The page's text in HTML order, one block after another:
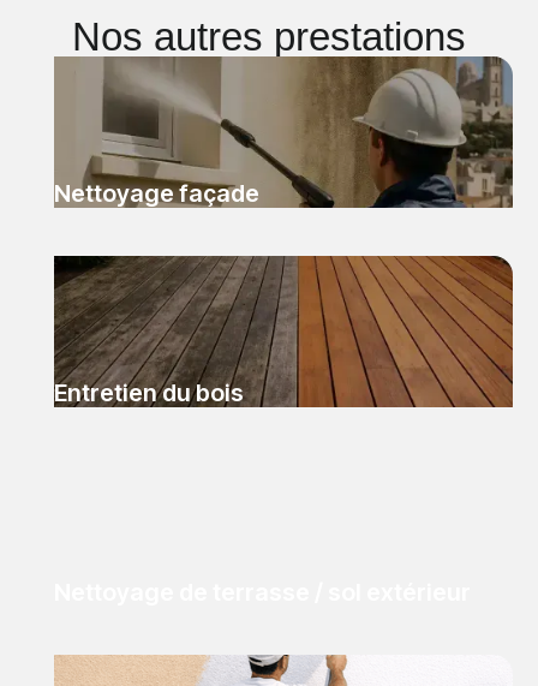
Nos autres prestations
Nettoyage façade
Entretien du bois